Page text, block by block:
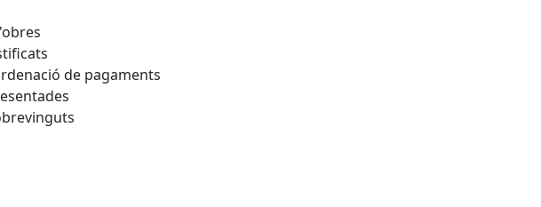
de pagaments